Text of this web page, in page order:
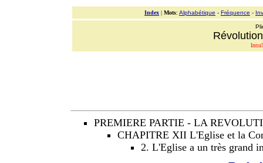
Index | Mots: Alphabétique - Fréquence -
PREMIERE PARTIE - LA
CHAPITRE XII L'Eglise et la
2. L'Eglise a un très grand